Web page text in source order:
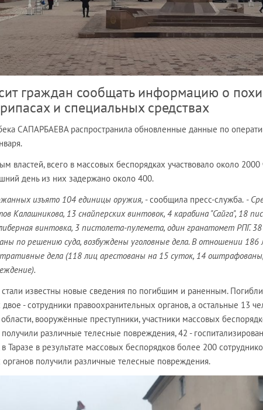
граждан сообщать информацию о
и специальных средствах
САПАРБАЕВА распространила обновленные данные по
властей, всего в массовых беспорядках участвовало около 2000
день из них задержано около 400.
изъято 104 единицы оружия, - сообщила пресс-служба. -
Калашникова, 13 снайперских винтовок, 4 карабина "Сайга", 18
винтовка, 3 пистолета-пулемета, один гранатомет РПГ.
по решению суда, возбуждены уголовные дела. В отношении 186
дела (118 лиц арестованы на 15 суток, 14
стали известны новые сведения по погибшим и раненным.
двое - сотрудники правоохранительных органов, а остальные 13
вооружённые преступники, участники массовых
получили различные телесные повреждения, 42 -
в Таразе в результате массовых беспорядков более 200
получили различные телесные повреждения.